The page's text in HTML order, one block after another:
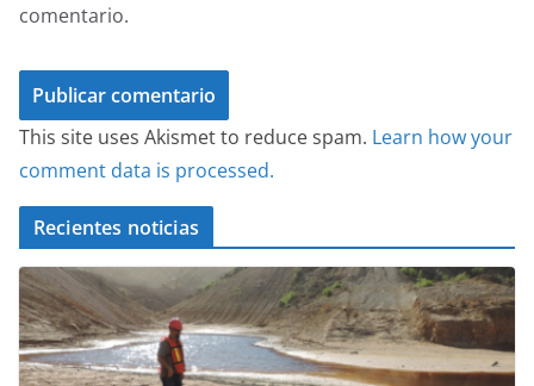
comentario.
This site uses Akismet to reduce spam. Learn how your
comment data is processed.
Recientes noticias